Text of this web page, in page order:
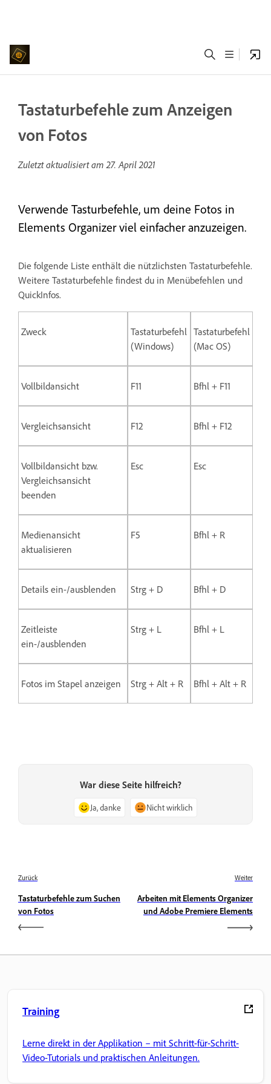
Tastaturbefehle zum Anzeigen
von Fotos
Zuletzt aktualisiert am27. April 2021
Verwende Tasturbefehle, um deine Fotos in
Elements Organizer viel einfacher anzuzeigen.
Die folgende Liste enthält die nützlichsten Tastaturbefehle.
Weitere Tastaturbefehle findest du in Menübefehlen und
QuickInfos.
Zweck
Tastaturbefehl
(Windows)
Tastaturbefehl
(Mac OS)
Vollbildansicht F11 Bfhl + F11
Vergleichsansicht F12 Bfhl + F12
Vollbildansicht bzw.
Vergleichsansicht
beenden
Esc Esc
Medienansicht
aktualisieren
F5 Bfhl + R
Details ein-/ausblenden Strg + D Bfhl + D
Zeitleiste
ein-/ausblenden
Strg + L Bfhl + L
Fotos im Stapel anzeigen Strg + Alt + R Bfhl + Alt + R
War diese Seite hilfreich?
Ja, danke Nicht wirklich
Zurück
Tastaturbefehle zum Suchen
von Fotos
Weiter
Arbeiten mit Elements Organizer
und Adobe Premiere Elements
Training
Lerne direkt in der Applikation – mit Schritt-für-Schritt-
Video-Tutorials und praktischen Anleitungen.